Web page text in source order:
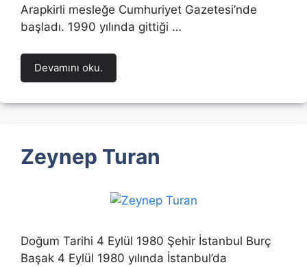
Arapkirli mesleğe Cumhuriyet Gazetesi’nde
başladı. 1990 yılında gittiği …
Devamını oku.
Zeynep Turan
Doğum Tarihi 4 Eylül 1980 Şehir İstanbul Burç
Başak 4 Eylül 1980 yılında İstanbul’da